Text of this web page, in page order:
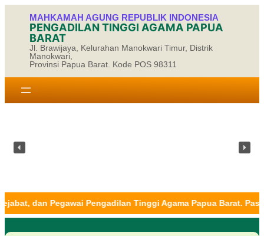
content
MAHKAMAH AGUNG REPUBLIK INDONESIA
PENGADILAN TINGGI AGAMA PAPUA
BARAT
Jl. Brawijaya, Kelurahan Manokwari Timur, Distrik
Manokwari,
Provinsi Papua Barat. Kode POS 98311
Papua Barat. Pastikan informasi hanya melalui kanal resmi